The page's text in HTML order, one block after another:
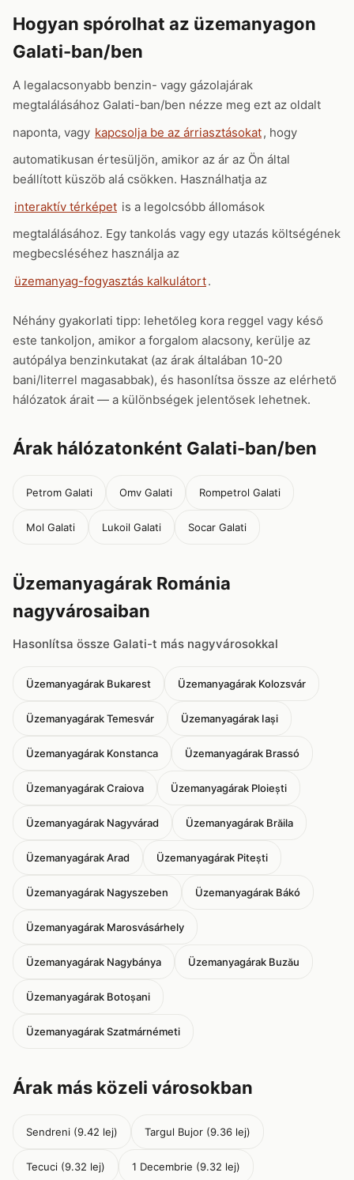
Hogyan spórolhat az üzemanyagon
Galati-ban/ben
A legalacsonyabb benzin- vagy gázolajárak
megtalálásához Galati-ban/ben nézze meg ezt az oldalt
naponta, vagy kapcsolja be az árriasztásokat, hogy
automatikusan értesüljön, amikor az ár az Ön által
beállított küszöb alá csökken. Használhatja az
interaktív térképet is a legolcsóbb állomások
megtalálásához. Egy tankolás vagy egy utazás költségének
megbecsléséhez használja az
üzemanyag-fogyasztás kalkulátort.
Néhány gyakorlati tipp: lehetőleg kora reggel vagy késő
este tankoljon, amikor a forgalom alacsony, kerülje az
autópálya benzinkutakat (az árak általában 10-20
bani/literrel magasabbak), és hasonlítsa össze az elérhető
hálózatok árait — a különbségek jelentősek lehetnek.
Árak hálózatonként Galati-ban/ben
Petrom Galati Omv Galati Rompetrol Galati
Mol Galati Lukoil Galati Socar Galati
Üzemanyagárak Románia
nagyvárosaiban
Hasonlítsa össze Galati-t más nagyvárosokkal
Üzemanyagárak Bukarest Üzemanyagárak Kolozsvár
Üzemanyagárak Temesvár Üzemanyagárak Iași
Üzemanyagárak Konstanca Üzemanyagárak Brassó
Üzemanyagárak Craiova Üzemanyagárak Ploiești
Üzemanyagárak Nagyvárad Üzemanyagárak Brăila
Üzemanyagárak Arad Üzemanyagárak Pitești
Üzemanyagárak Nagyszeben Üzemanyagárak Bákó
Üzemanyagárak Marosvásárhely
Üzemanyagárak Nagybánya Üzemanyagárak Buzău
Üzemanyagárak Botoșani
Üzemanyagárak Szatmárnémeti
Árak más közeli városokban
Sendreni (9.42 lej) Targul Bujor (9.36 lej)
Tecuci (9.32 lej) 1 Decembrie (9.32 lej)